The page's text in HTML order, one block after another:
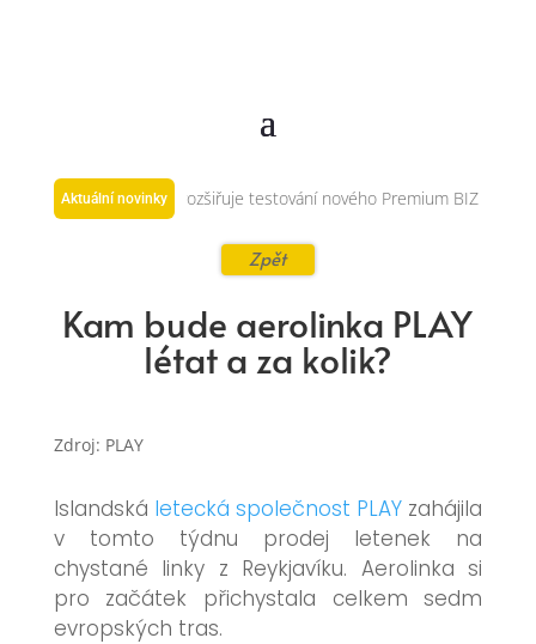
Aktuální novinky
Eurowings rozšiřuje testování nového Premium BIZ Seat
Zpět
Kam bude aerolinka PLAY
létat a za kolik?
Zdroj: PLAY
Islandská letecká společnost PLAY zahájila
v tomto týdnu prodej letenek na
chystané linky z Reykjavíku. Aerolinka si
pro začátek přichystala celkem sedm
evropských tras.